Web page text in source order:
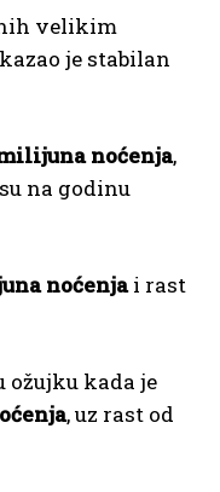
velikim
je stabilan
noćenja,
na godinu
noćenjai rast
ožujku kada je
, uz rast od